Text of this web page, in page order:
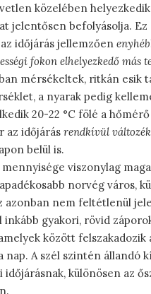
közelében helyezkedik
jelentősen befolyásolja.
időjárás jellemzően
fokon elhelyezkedő más
mérsékeltek, ritkán esik
a nyarak pedig
20-22 °C fölé a hőmérő
az időjárás rendkívül
belül is.
mennyisége viszonylag
norvég város,
azonban nem feltétlenül
inkább gyakori, rövid
között felszakadozik
nap. A szél szintén állandó
különösen az